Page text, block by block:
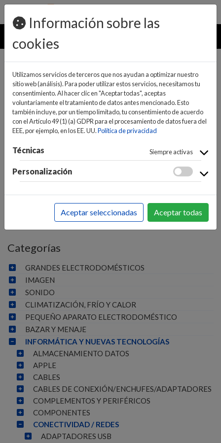
pedidos@ideaelectrodomesticos.com
924 047 836
MENU
INICIO>INFORMÁTICA Y NUEVAS TECNOLOGÍAS>
CONECTIVIDAD / REDES> CONECTIVIDAD
CONECTORES RJ45 / RJ11
Categorías
GRANDES ELECTRODOMÉSTICOS
IMAGEN
SONIDO
CLIMATIZACIÓN, FRÍO Y CALOR
PEQUEÑO APARATO ELECTRODOMÉSTICO
BAZAR Y MENAJE
INFORMÁTICA Y NUEVAS TECNOLOGÍAS
ALMACENAMIENTO DATOS
APPLE
CABLES
CABLES DE CONEXIÓN/ENCHUFES/ADAPTADORES
COMPLEMENTOS Y PERIFÉRICOS
COMPONENTES
CONECTIVIDAD / REDES
ADAPTADORES USB
Información sobre las
cookies
Utilizamos servicios de terceros que nos ayudan a optimizar nuestro
sitio web (análisis). Para poder utilizar estos servicios, necesitamos tu
consentimiento. Al hacer clic en "Aceptar todas", aceptas
voluntariamente el tratamiento de datos antes mencionado. Esto
también incluye, por un tiempo limitado, tu consentimiento de acuerdo
con el Artículo 49 (1) (a) GDPR para el procesamiento de datos fuera del
EEE, por ejemplo, en los EE. UU.Política de privacidad
Técnicas Siempre activas
Personalización
Aceptar seleccionadas Aceptar todas